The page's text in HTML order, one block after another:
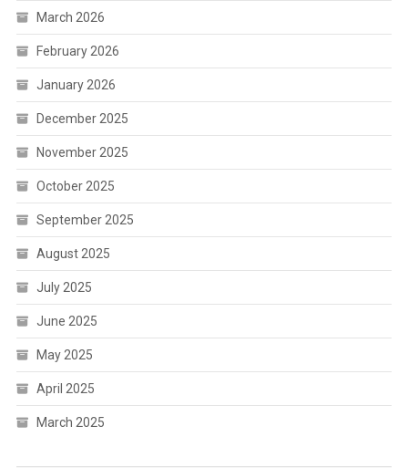
March 2026
February 2026
January 2026
December 2025
November 2025
October 2025
September 2025
August 2025
July 2025
June 2025
May 2025
April 2025
March 2025